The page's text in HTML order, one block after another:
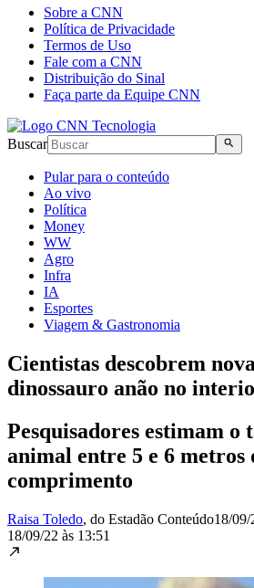
Sobre a CNN
Política de Privacidade
Termos de Uso
Fale com a CNN
Distribuição do Sinal
Faça parte da Equipe CNN
Buscar
Pular para o conteúdo
Ao vivo
Política
Money
WW
Agro
Infra
IA
Esportes
Viagem & Gastronomia
Cientistas descobrem
dinossauro anão no
Pesquisadores estimam o
animal entre 5 e 6 metros
comprimento
Raisa Toledo, do Estadão Conteúdo18/09/
18/09/22 às 13:51